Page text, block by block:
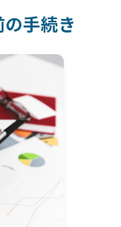
手続き